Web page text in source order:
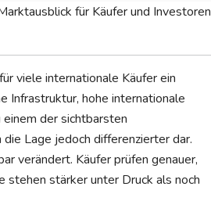
für Käufer und Investoren
viele internationale Käufer ein
Infrastruktur, hohe internationale
einem der sichtbarsten
Lage jedoch differenzierter dar.
verändert. Käufer prüfen genauer,
stehen stärker unter Druck als noch